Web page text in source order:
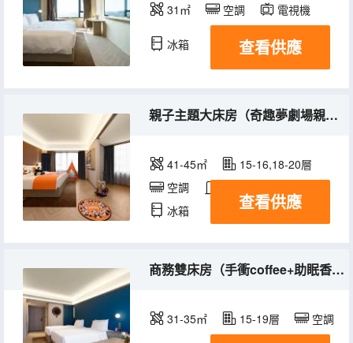
31㎡ 空調 電視機
冰箱 查看供應
親子主題大床房（奇趣夢劇場親子主題+超大床）
41-45㎡
15-16,18-20層
空調
冰箱
查看供應
商務雙床房（手衝coffee+助眠香氛+徠芬吹風機）
31-35㎡ 15-19層 空調